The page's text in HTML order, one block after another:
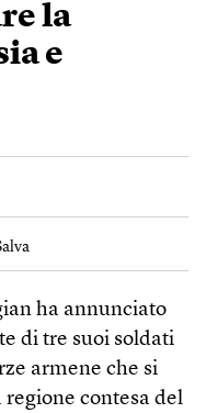
la
e
ha annunciato
di tre suoi soldati
armene che si
regione contesa del